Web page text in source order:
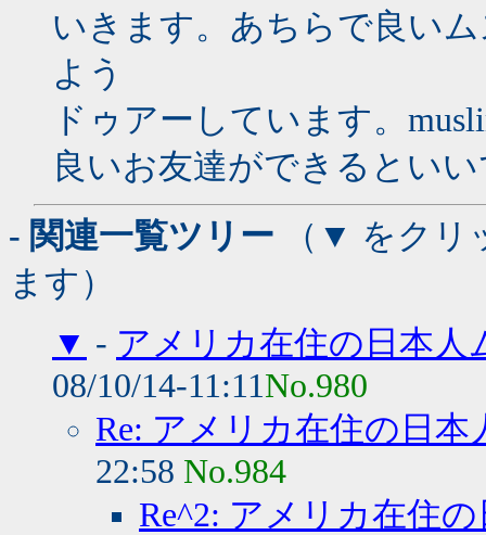
いきます。あちらで良い
よう
ドゥアーしています。
良いお友達ができるとい
- 関連一覧ツリー （▼ をクリ
ます）
▼ - アメリカ在住の日本人
08/10/14-11:11No.980
Re: アメリカ在住の日
22:58 No.984
Re^2: アメリカ在住